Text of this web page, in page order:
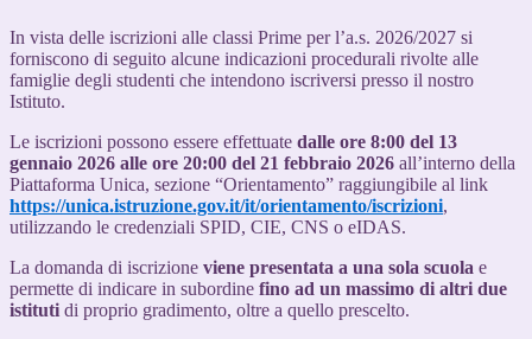
In vista delle iscrizioni alle classi Prime per l’a.s. 2026/2027 si
forniscono di seguito alcune indicazioni procedurali rivolte alle
famiglie degli studenti che intendono iscriversi presso il nostro
Istituto.
Le iscrizioni possono essere effettuate dalle ore 8:00 del 13
gennaio 2026 alle ore 20:00 del 21 febbraio 2026 all’interno della
Piattaforma Unica, sezione “Orientamento” raggiungibile al link
https://unica.istruzione.gov.it/it/orientamento/iscrizioni,
utilizzando le credenziali SPID, CIE, CNS o eIDAS.
La domanda di iscrizione viene presentata a una sola scuola e
permette di indicare in subordine fino ad un massimo di altri due
istituti di proprio gradimento, oltre a quello prescelto.